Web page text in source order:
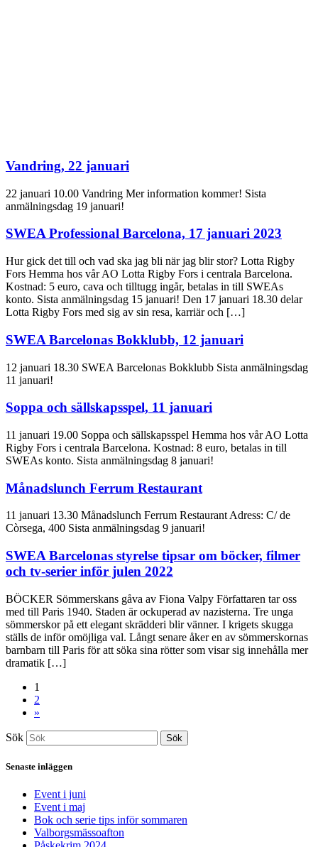
Vandring, 22 januari
22 januari 10.00 Vandring Mer information kommer! Sista
anmälningsdag 19 januari!
SWEA Professional Barcelona, 17 januari 2023
Hur gick det till och vad ska jag bli när jag blir stor? Lotta Rigby
Fors Hemma hos vår AO Lotta Rigby Fors i centrala Barcelona.
Kostnad: 5 euro, cava och tilltugg ingår, betalas in till SWEAs
konto. Sista anmälningsdag 15 januari! Den 17 januari 18.30 delar
Lotta Rigby Fors med sig av sin resa, karriär och […]
SWEA Barcelonas Bokklubb, 12 januari
12 januari 18.30 SWEA Barcelonas Bokklubb Sista anmälningsdag
11 januari!
Soppa och sällskapsspel, 11 januari
11 januari 19.00 Soppa och sällskapsspel Hemma hos vår AO Lotta
Rigby Fors i centrala Barcelona. Kostnad: 8 euro, betalas in till
SWEAs konto. Sista anmälningsdag 8 januari!
Månadslunch Ferrum Restaurant
11 januari 13.30 Månadslunch Ferrum Restaurant Adress: C/ de
Còrsega, 400 Sista anmälningsdag 9 januari!
SWEA Barcelonas styrelse tipsar om böcker, filmer
och tv-serier inför julen 2022
BÖCKER Sömmerskans gåva av Fiona Valpy Författaren tar oss
med till Paris 1940. Staden är ockuperad av nazisterna. Tre unga
sömmerskor på ett elegant skrädderi blir vänner. I krigets skugga
ställs de inför omöjliga val. Långt senare åker en av sömmerskornas
barnbarn till Paris för att söka sina rötter som visar sig innehålla mer
dramatik […]
1
2
»
Sök Sök
Senaste inläggen
Event i juni
Event i maj
Bok och serie tips inför sommaren
Valborgsmässoafton